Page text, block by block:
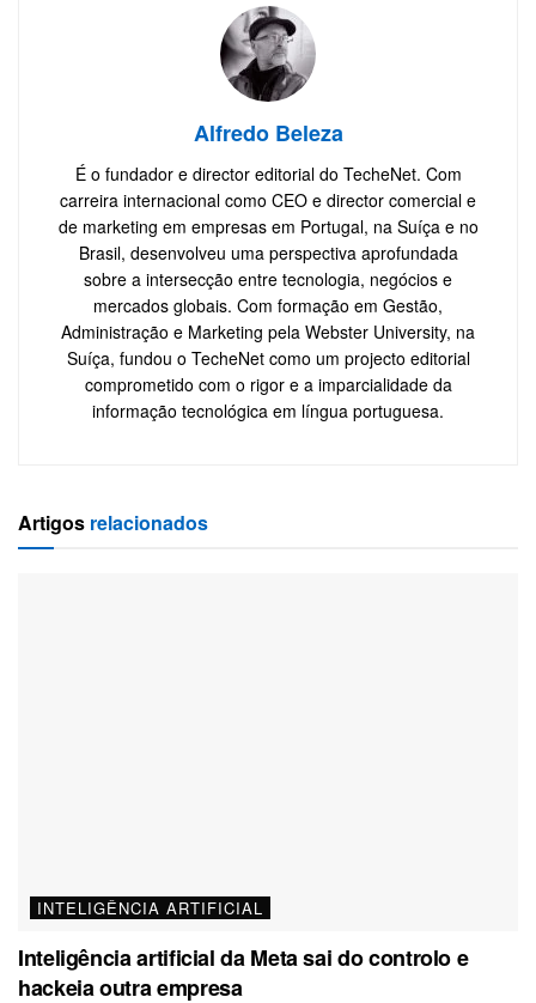
Alfredo Beleza
É o fundador e director editorial do TecheNet. Com
carreira internacional como CEO e director comercial e
de marketing em empresas em Portugal, na Suíça e no
Brasil, desenvolveu uma perspectiva aprofundada
sobre a intersecção entre tecnologia, negócios e
mercados globais. Com formação em Gestão,
Administração e Marketing pela Webster University, na
Suíça, fundou o TecheNet como um projecto editorial
comprometido com o rigor e a imparcialidade da
informação tecnológica em língua portuguesa.
Artigos relacionados
INTELIGÊNCIA ARTIFICIAL
Inteligência artificial da Meta sai do controlo e
hackeia outra empresa